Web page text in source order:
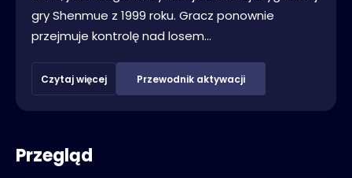
gry Shenmue z 1999 roku. Gracz ponownie
przejmuje kontrolę nad losem...
Czytaj więcej Przewodnik aktywacji
Przegląd